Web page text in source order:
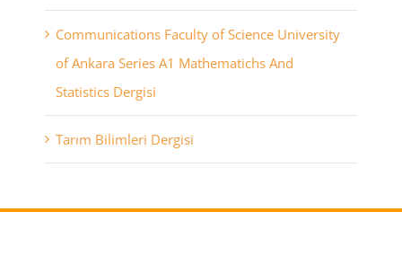
Communications Faculty of Science University
of Ankara Series A1 Mathematichs And
Statistics Dergisi
Tarım Bilimleri Dergisi